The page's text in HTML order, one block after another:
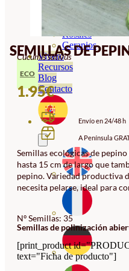
Ornamentales
Rosales
Geranios
Vivero
Recursos
Blog
Contacto
SEMILLAS DE
Cucumis sativus
ECO
1.95€
Envío en 24/48 h
A Península
Semillas ecológicas de
hasta 15 cm de largo que
pepino. Variedad productiva
necesita pelarse, ideal para
Nº Semillas: 35
Semillas de polinización
[print_product
text="Ficha de producto"]